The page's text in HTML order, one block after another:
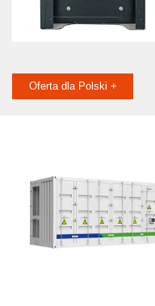
Oferta dla Polski +